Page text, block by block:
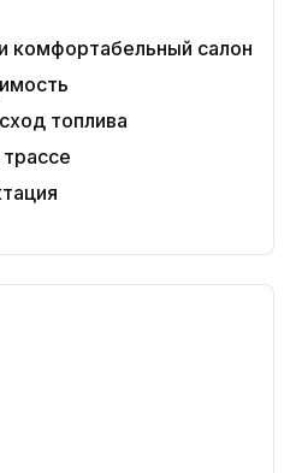
комфортабельный салон
топлива